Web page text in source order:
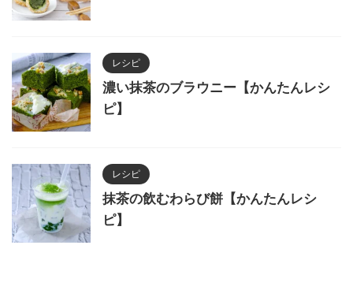
レシピ
濃い抹茶のブラウニー【かんたんレシ
ピ】
レシピ
抹茶の飲むわらび餅【かんたんレシ
ピ】